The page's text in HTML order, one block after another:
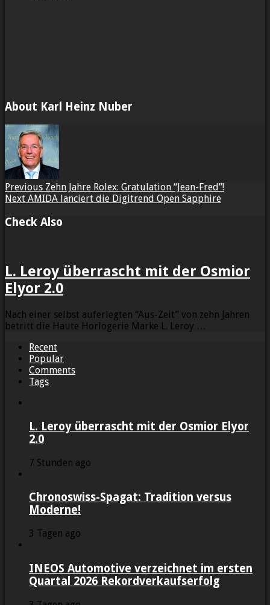
About Karl Heinz Nuber
Previous Zehn Jahre Rolex: Gratulation “Jean-Fred”!
Next AMIDA lanciert die Digitrend Open Sapphire
Check Also
L. Leroy überrascht mit der Osmior
Elyor 2.0
Nach einer selbst auferlegten “Aus-Zeit” von zehn Jahren
betritt die Haute Horlogerie Marke L. Leroy …
Recent
Popular
Comments
Tags
L. Leroy überrascht mit der Osmior Elyor
2.0
7 Stunden ago
Chronoswiss-Spagat: Tradition versus
Moderne!
3 Tagen ago
INEOS Automotive verzeichnet im ersten
Quartal 2026 Rekordverkaufserfolg